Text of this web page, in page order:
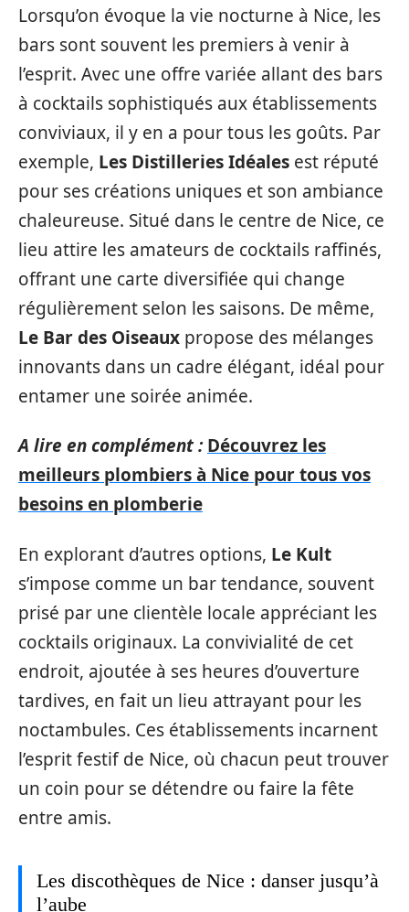
Lorsqu’on évoque la vie nocturne à Nice, les
bars sont souvent les premiers à venir à
l’esprit. Avec une offre variée allant des bars
à cocktails sophistiqués aux établissements
conviviaux, il y en a pour tous les goûts. Par
exemple, Les Distilleries Idéales est réputé
pour ses créations uniques et son ambiance
chaleureuse. Situé dans le centre de Nice, ce
lieu attire les amateurs de cocktails raffinés,
offrant une carte diversifiée qui change
régulièrement selon les saisons. De même,
Le Bar des Oiseaux propose des mélanges
innovants dans un cadre élégant, idéal pour
entamer une soirée animée.
A lire en complément : Découvrez les
meilleurs plombiers à Nice pour tous vos
besoins en plomberie
En explorant d’autres options, Le Kult
s’impose comme un bar tendance, souvent
prisé par une clientèle locale appréciant les
cocktails originaux. La convivialité de cet
endroit, ajoutée à ses heures d’ouverture
tardives, en fait un lieu attrayant pour les
noctambules. Ces établissements incarnent
l’esprit festif de Nice, où chacun peut trouver
un coin pour se détendre ou faire la fête
entre amis.
Les discothèques de Nice : danser jusqu’à
l’aube